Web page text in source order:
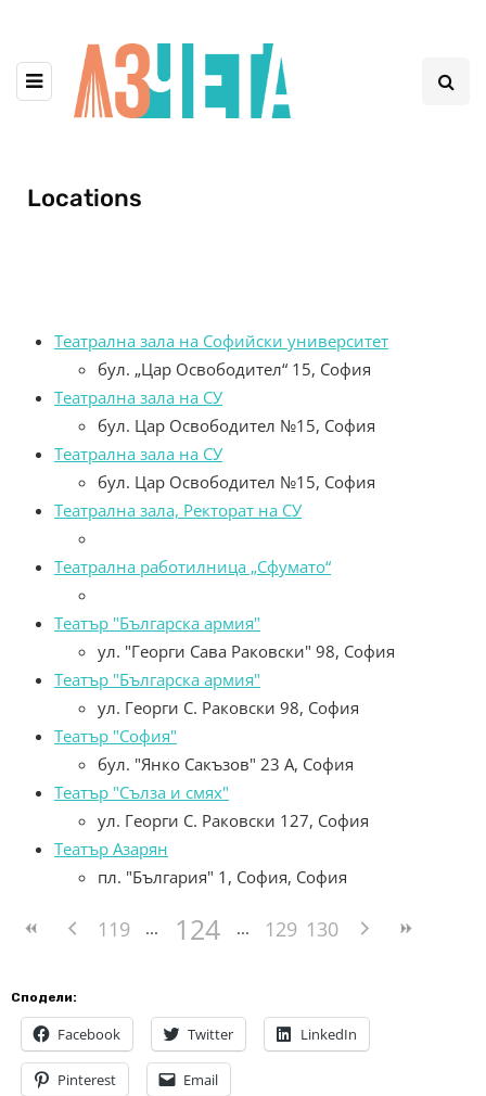
Locations
Театрална зала на Софийски университет
бул. „Цар Освободител“ 15, София
Театрална зала на СУ
бул. Цар Освободител №15, София
Театрална зала на СУ
бул. Цар Освободител №15, София
Театрална зала, Ректорат на СУ
Театрална работилница „Сфумато“
Театър "Българска армия"
ул. "Георги Сава Раковски" 98, София
Театър "Българска армия"
ул. Георги С. Раковски 98, София
Театър "София"
бул. "Янко Сакъзов" 23 А, София
Театър "Сълза и смях"
ул. Георги С. Раковски 127, София
Театър Азарян
пл. "България" 1, София, София
119 124 129 130
Сподели:
Facebook Twitter LinkedIn
Pinterest Email